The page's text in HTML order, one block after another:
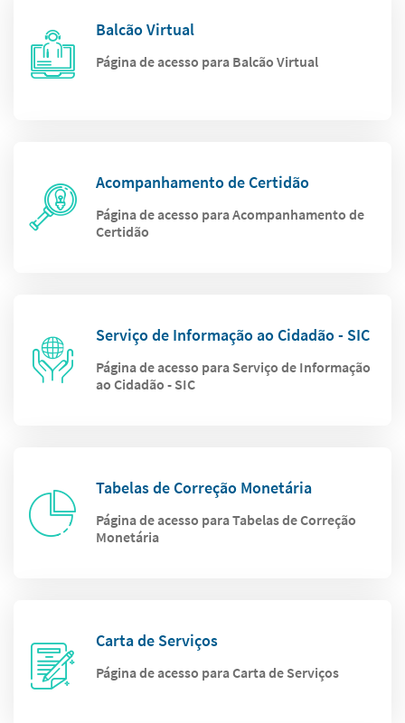
Balcão Virtual
Página de acesso para Balcão Virtual
Acompanhamento de Certidão
Página de acesso para Acompanhamento de
Certidão
Serviço de Informação ao Cidadão - SIC
Página de acesso para Serviço de Informação
ao Cidadão - SIC
Tabelas de Correção Monetária
Página de acesso para Tabelas de Correção
Monetária
Carta de Serviços
Página de acesso para Carta de Serviços